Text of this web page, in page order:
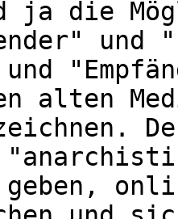
ja die
und
und
alten